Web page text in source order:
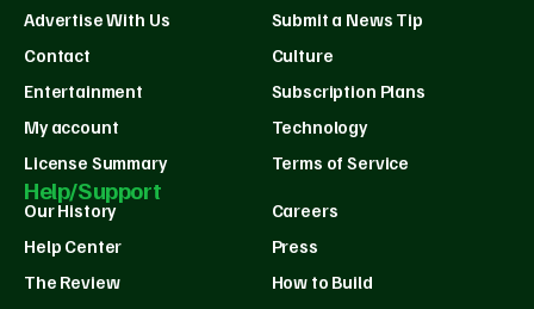
Advertise With Us
Submit a News Tip
Contact
Culture
Entertainment
Subscription Plans
My account
Technology
License Summary
Terms of Service
Help/Support
Our History
Careers
Help Center
Press
The Review
How to Build